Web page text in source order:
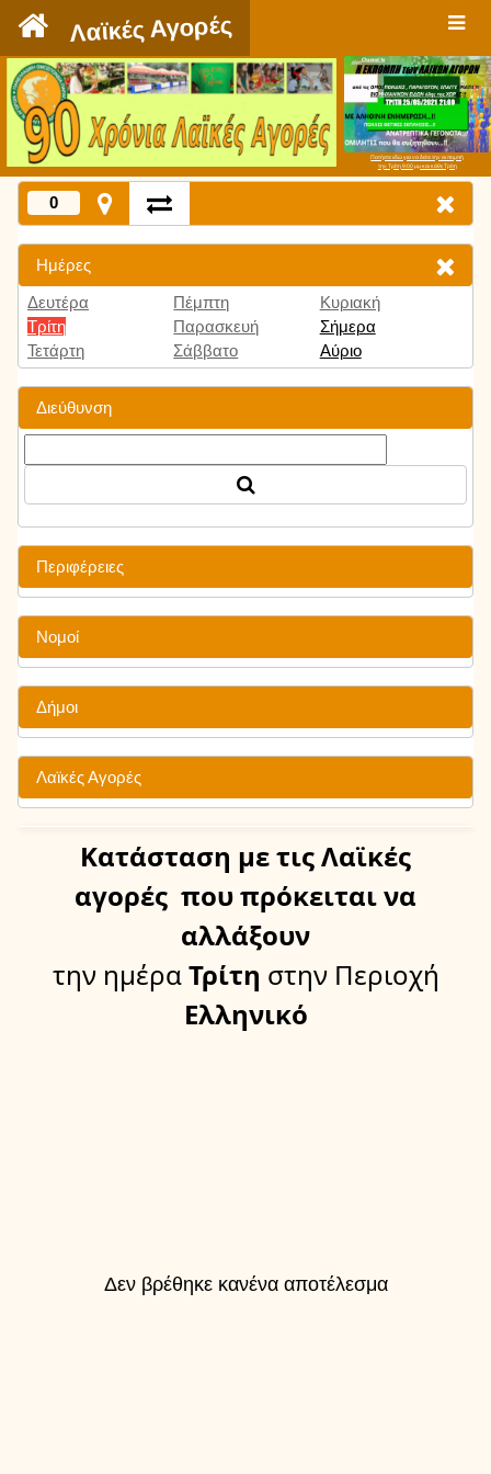
Λαϊκές Αγορές
Πατήστε εδώ για να δείτε την εκπομπή
την Τρίτη 9:00 μμ και κάθε Τρίτη
0
Ημέρες
Δευτέρα
Τρίτη
Τετάρτη
Πέμπτη
Παρασκευή
Σάββατο
Κυριακή
Σήμερα
Αύριο
Διεύθυνση
Περιφέρειες
Νομοί
Δήμοι
Λαϊκές Αγορές
Κατάσταση με τις Λαϊκές
αγορές που πρόκειται να
αλλάξουν
την ημέραΤρίτη στην Περιοχή
Ελληνικό
Δεν βρέθηκε κανένα αποτέλεσμα